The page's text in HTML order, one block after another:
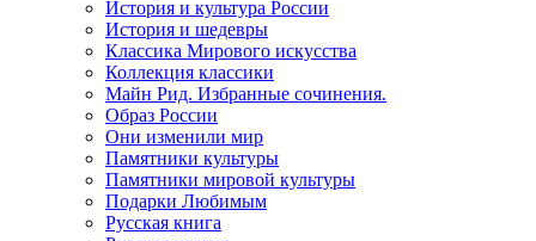
История и культура России
История и шедевры
Классика Мирового искусства
Коллекция классики
Майн Рид. Избранные сочинения.
Образ России
Они изменили мир
Памятники культуры
Памятники мировой культуры
Подарки Любимым
Русская книга